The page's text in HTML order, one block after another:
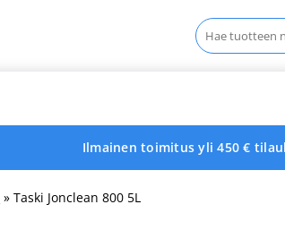
Haku:
Ilmainen toimitus yli 450 €
» Taski Jonclean 800 5L